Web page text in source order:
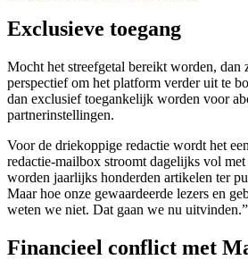
Exclusieve toegang
Mocht het streefgetal bereikt worden, dan
perspectief om het platform verder uit te
dan exclusief toegankelijk worden voor
partnerinstellingen.
Voor de driekoppige redactie wordt het
redactie-mailbox stroomt dagelijks vol met
worden jaarlijks honderden artikelen ter
Maar hoe onze gewaardeerde lezers en
weten we niet. Dat gaan we nu uitvinden.”
Financieel conflict met